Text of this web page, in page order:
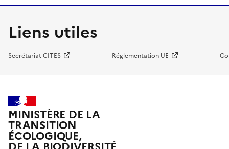
Liens utiles
Secrétariat CITES Réglementation UE
MINISTÈRE DE LA
TRANSITION
ÉCOLOGIQUE,